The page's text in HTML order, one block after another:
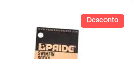
Desconto